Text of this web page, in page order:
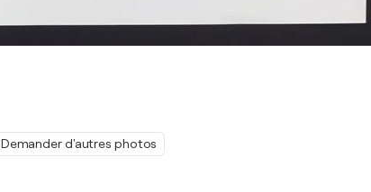
Demander d'autres photos